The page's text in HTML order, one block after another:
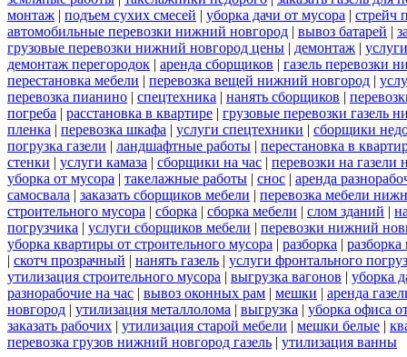
монтаж | подъем сухих смесей | уборка дачи от мусора | стрейч
автомобильные перевозки нижний новгород | вывоз батарей |
грузовые перевозки нижний новгород цены | демонтаж |
демонтаж перегородок | аренда сборщиков | газель перевозки
перестановка мебели | перевозка вещей нижний новгород |
перевозка пианино | спецтехника | нанять сборщиков |
погреба | расстановка в квартире | грузовые перевозки газель
пленка | перевозка шкафа | услуги спецтехники | сборщики
погрузка газели | ландшафтные работы | перестановка в
стенки | услуги камаза | сборщики на час | перевозки на
уборка от мусора | такелажные работы | снос | аренда
самосвала | заказать сборщиков мебели | перевозка мебели
строительного мусора | сборка | сборка мебели | слом зданий |
погрузчика | услуги сборщиков мебели | перевозки нижний
уборка квартиры от строительного мусора | разборка |
| скотч прозрачный | нанять газель | услуги фронтального
утилизация строительного мусора | выгрузка вагонов | уборка
разнорабочие на час | вывоз оконных рам | мешки | аренда
новгород | утилизация металлолома | выгрузка | уборка офиса
заказать рабочих | утилизация старой мебели | мешки белые |
перевозка грузов нижний новгород газель | утилизация ванны